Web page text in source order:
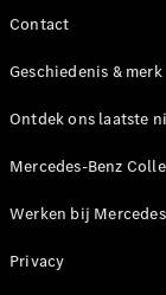
Contact
Geschiedenis & merk
Ontdek ons laatste
Mercedes-Benz
Werken bij
Privacy